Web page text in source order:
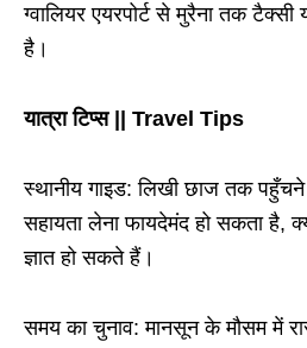
ग्वालियर एयरपोर्ट से मुरैना तक टैक्सी
है।
यात्रा टिप्स || Travel Tips
स्थानीय गाइड: लिखी छाज तक
सहायता लेना फायदेमंद हो सकता है,
ज्ञात हो सकते हैं।
समय का चुनाव: मानसून के मौसम में